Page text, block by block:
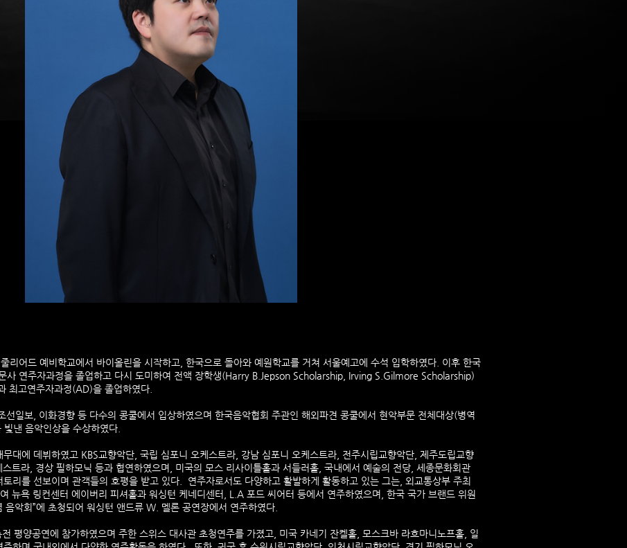
리어드 예비학교에서 바이올린을 시작하고, 한국으로 돌아와 예원학교를 거쳐 서울예고에 수석 입학하였다. 이후 한국
사 연주자과정을 졸업하고 다시 도미하여 전액 장학생(Harry B.Jepson Scholarship, Irving S.Gilmore Scholarship)
최고연주자과정(AD)을 졸업하였다.
선일보, 이화경향 등 다수의 콩쿨에서 입상하였으며 한국음악협회 주관인 해외파견 콩쿨에서 현악부문 전체대상(병역
낸 음악인상을 수상하였다.
대에 데뷔하였고 KBS교향악단, 국립 심포니 오케스트라, 강남 심포니 오케스트라, 전주시립교향악단, 제주도립교향
트라, 경상 필하모닉 등과 협연하였으며, 미국의 모스 리사이틀홀과 서들러홀, 국내에서 예술의 전당, 세종문화회관
리를 선보이며 관객들의 호평을 받고 있다. 연주자로서도 다양하고 활발하게 활동하고 있는 그는, 외교통상부 주최
뉴욕 링컨센터 에이버리 피셔홀과 워싱턴 케네디센터, L.A 포드 씨어터 등에서 연주하였으며, 한국 국가 브랜드 위원
악회”에 초청되어 워싱턴 앤드류 W. 멜론 공연장에서 연주하였다.
평양공연에 참가하였으며 주한 스위스 대사관 초청연주를 가졌고, 미국 카네기 잔켈홀, 모스크바 라흐마니노프홀, 일